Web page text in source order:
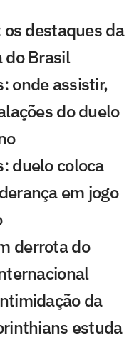
destaques da
do Brasil
onde assistir,
do duelo
duelo coloca
em jogo
derrota do
da
estuda